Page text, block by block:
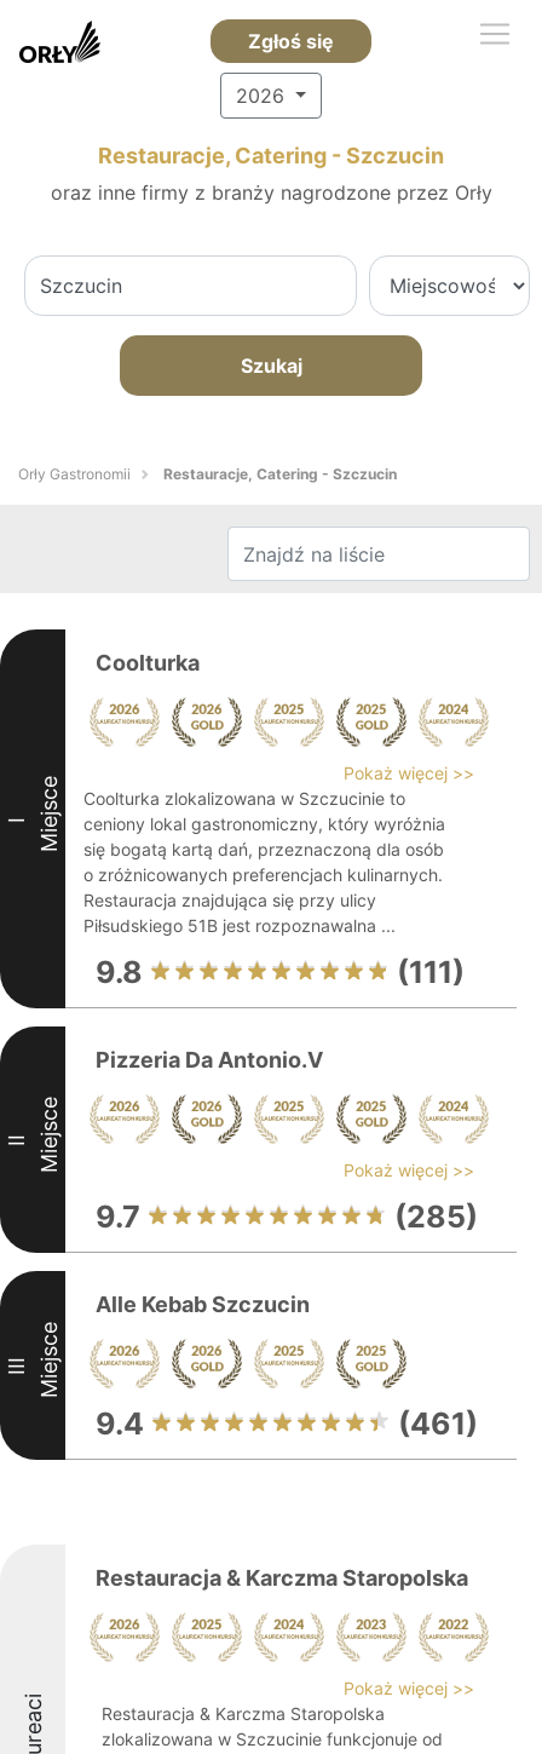
Zgłoś się
2026
Restauracje, Catering - Szczucin
oraz inne firmy z branży nagrodzone przez Orły
Szukaj
Orły Gastronomii Restauracje, Catering - Szczucin
I Miejsce
Coolturka
Pokaż więcej >>
Coolturka zlokalizowana w Szczucinie to
ceniony lokal gastronomiczny, który wyróżnia
się bogatą kartą dań, przeznaczoną dla osób
o zróżnicowanych preferencjach kulinarnych.
Restauracja znajdująca się przy ulicy
Piłsudskiego 51B jest rozpoznawalna ...
9.8 (111)
II Miejsce
Pizzeria Da Antonio.V
Pokaż więcej >>
9.7 (285)
III Miejsce
Alle Kebab Szczucin
9.4 (461)
Laureaci
Restauracja & Karczma Staropolska
Pokaż więcej >>
Restauracja & Karczma Staropolska
zlokalizowana w Szczucinie funkcjonuje od